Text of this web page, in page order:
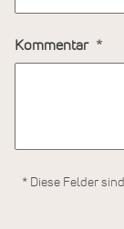
Kommentar
* Diese Felder